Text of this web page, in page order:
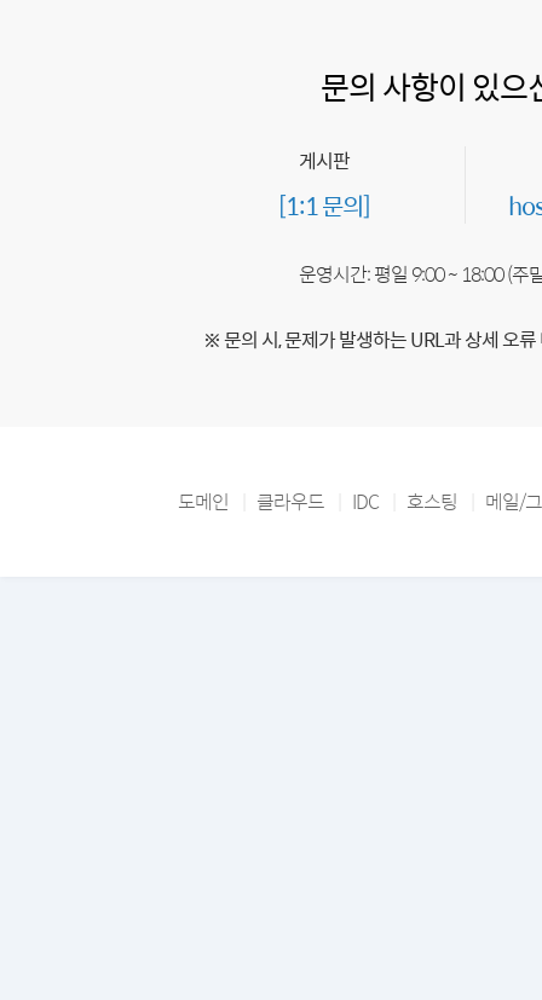
문의 사항이 있으
게시판
[1:1 문의]
운영시간: 평일 9:00 ~ 18:00 (주
※ 문의 시, 문제가 발생하는 URL과 상세 오
도메인 클라우드 IDC 호스팅 메일/